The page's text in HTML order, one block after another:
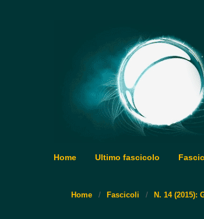
Home Ultimo fascicolo
Home / Fascicoli / N. 14